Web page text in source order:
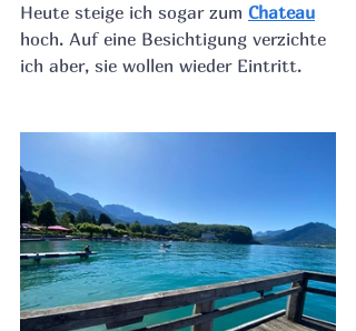
Heute steige ich sogar zum Chateau
hoch. Auf eine Besichtigung verzichte
ich aber, sie wollen wieder Eintritt.